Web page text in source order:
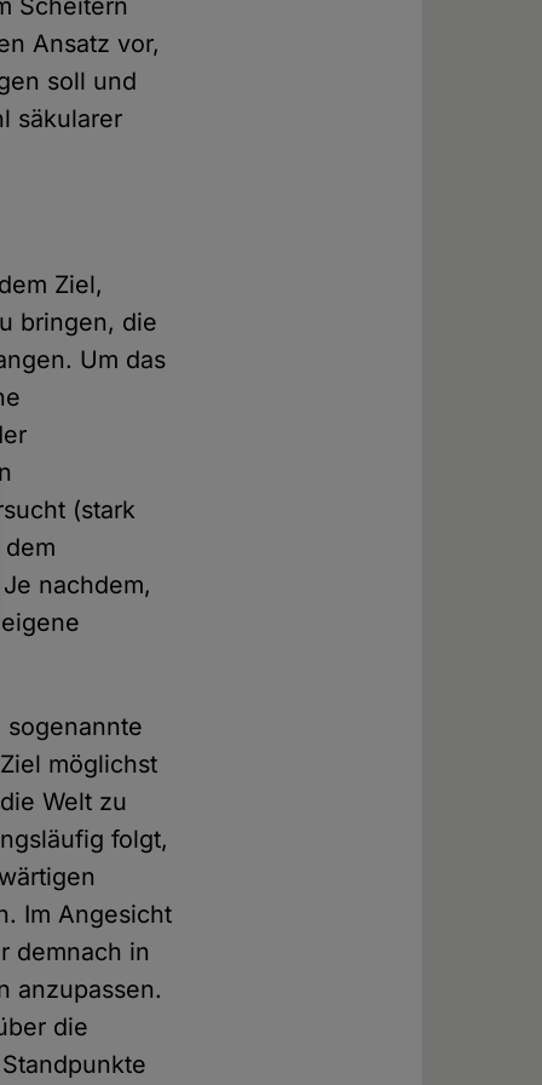
Scheitern
Ansatz vor,
soll und
säkularer
Ziel,
bringen, die
Um das
(stark
nachdem,
sogenannte
möglichst
Welt zu
folgt,
Im Angesicht
demnach in
anzupassen.
die